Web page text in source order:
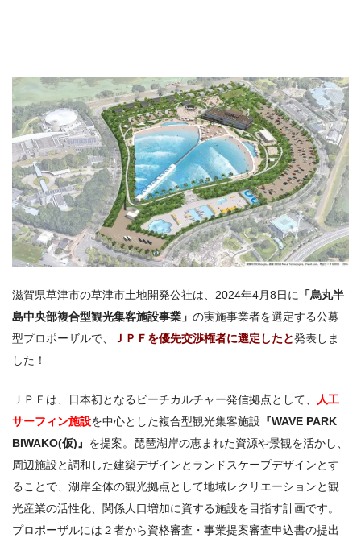
滋賀県草津市の草津市土地開発公社は、2024年4月8日に
「烏丸半
島中央部複合型観光集客施設事業」 の実施事業者を選定する公募
型プロポーザルで、
ＪＰＦを優先交渉権者に選定したと発表しま
した！
ＪＰＦは、日本初となるビーチカルチャー発信拠点として、
人工
サーフィン施設を中心とした複合型観光集客施設 『WAVE PARK
BIWAKO(仮)』 を提案。琵琶湖岸の恵まれた資源や景観を活かし、
周辺施設と調和した建築デザインとランドスケープデザインとす
ることで、湖岸全体の観光拠点として地域レクリエーションと観
光産業の活性化、関係人口増加に資する施設を目指す計画です。
プロポーザルには２者から資格審査・事業提案審査申込書の提出